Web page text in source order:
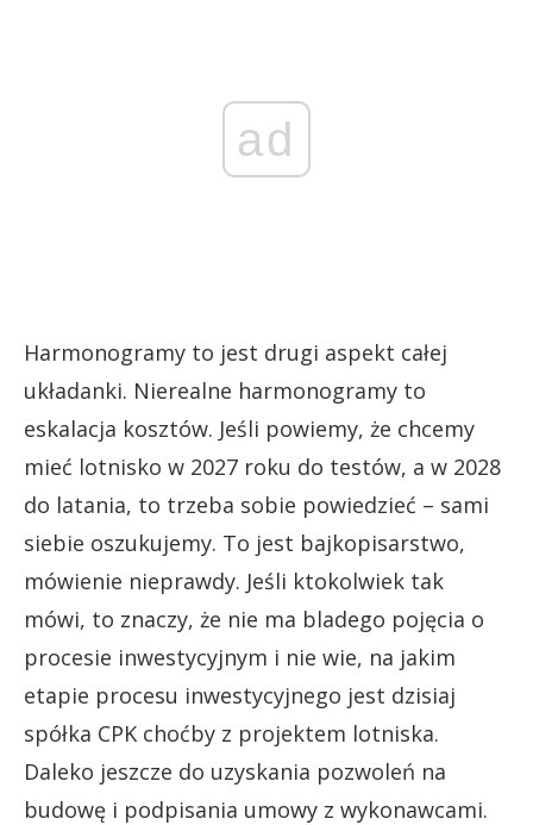
ad
Harmonogramy to jest drugi aspekt całej
układanki. Nierealne harmonogramy to
eskalacja kosztów. Jeśli powiemy, że chcemy
mieć lotnisko w 2027 roku do testów, a w 2028
do latania, to trzeba sobie powiedzieć – sami
siebie oszukujemy. To jest bajkopisarstwo,
mówienie nieprawdy. Jeśli ktokolwiek tak
mówi, to znaczy, że nie ma bladego pojęcia o
procesie inwestycyjnym i nie wie, na jakim
etapie procesu inwestycyjnego jest dzisiaj
spółka CPK choćby z projektem lotniska.
Daleko jeszcze do uzyskania pozwoleń na
budowę i podpisania umowy z wykonawcami.